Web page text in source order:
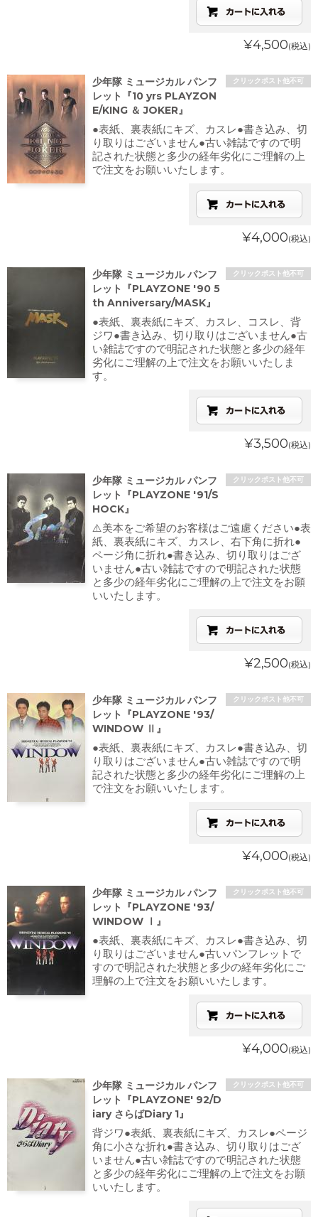
¥4,500(税込)
クリックポスト他不可
少年隊 ミュージカル パンフ
レット『10 yrs PLAYZON
E/KING ＆ JOKER』
●表紙、裏表紙にキズ、カスレ●書き込み、切
り取りはございません●古い雑誌ですので明
記された状態と多少の経年劣化にご理解の上
で注文をお願いいたします。
¥4,000(税込)
クリックポスト他不可
少年隊 ミュージカル パンフ
レット『PLAYZONE '90 5
th Anniversary/MASK』
●表紙、裏表紙にキズ、カスレ、コスレ、背
ジワ●書き込み、切り取りはございません●古
い雑誌ですので明記された状態と多少の経年
劣化にご理解の上で注文をお願いいたしま
す。
¥3,500(税込)
クリックポスト他不可
少年隊 ミュージカル パンフ
レット『PLAYZONE '91/S
HOCK』
⚠️美本をご希望のお客様はご遠慮ください●表
紙、裏表紙にキズ、カスレ、右下角に折れ●
ページ角に折れ●書き込み、切り取りはござ
いません●古い雑誌ですので明記された状態
と多少の経年劣化にご理解の上で注文をお願
いいたします。
¥2,500(税込)
クリックポスト他不可
少年隊 ミュージカル パンフ
レット『PLAYZONE '93/
WINDOW Ⅱ』
●表紙、裏表紙にキズ、カスレ●書き込み、切
り取りはございません●古い雑誌ですので明
記された状態と多少の経年劣化にご理解の上
で注文をお願いいたします。
¥4,000(税込)
クリックポスト他不可
少年隊 ミュージカル パンフ
レット『PLAYZONE '93/
WINDOW Ⅰ』
●表紙、裏表紙にキズ、カスレ●書き込み、切
り取りはございません●古いパンフレットで
すので明記された状態と多少の経年劣化にご
理解の上で注文をお願いいたします。
¥4,000(税込)
クリックポスト他不可
少年隊 ミュージカル パンフ
レット『PLAYZONE' 92/D
iary さらばDiary 1』
背ジワ●表紙、裏表紙にキズ、カスレ●ページ
角に小さな折れ●書き込み、切り取りはござ
いません●古い雑誌ですので明記された状態
と多少の経年劣化にご理解の上で注文をお願
いいたします。